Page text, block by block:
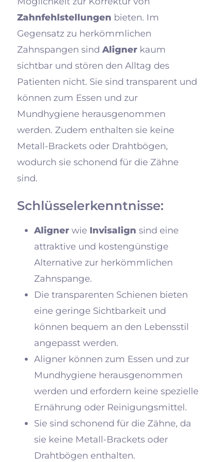
Zahnfehlstellungen bieten. Im
Gegensatz zu herkömmlichen
Zahnspangen sind Aligner kaum
sichtbar und stören den Alltag des
Patienten nicht. Sie sind transparent und
können zum Essen und zur
Mundhygiene herausgenommen
werden. Zudem enthalten sie keine
Metall-Brackets oder Drahtbögen,
wodurch sie schonend für die Zähne
sind.
Schlüsselerkenntnisse:
Alignerwie Invisalign sind eine
attraktive und kostengünstige
Alternative zur herkömmlichen
Zahnspange.
Die transparenten Schienen bieten
eine geringe Sichtbarkeit und
können bequem an den Lebensstil
angepasst werden.
Aligner können zum Essen und zur
Mundhygiene herausgenommen
werden und erfordern keine spezielle
Ernährung oder Reinigungsmittel.
Sie sind schonend für die Zähne, da
sie keine Metall-Brackets oder
Drahtbögen enthalten.